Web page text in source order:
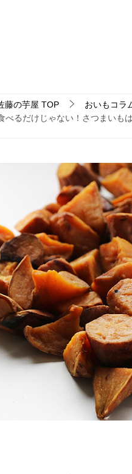
藤の芋屋 TOP おいもコラ
べるだけじゃない！さつまいも